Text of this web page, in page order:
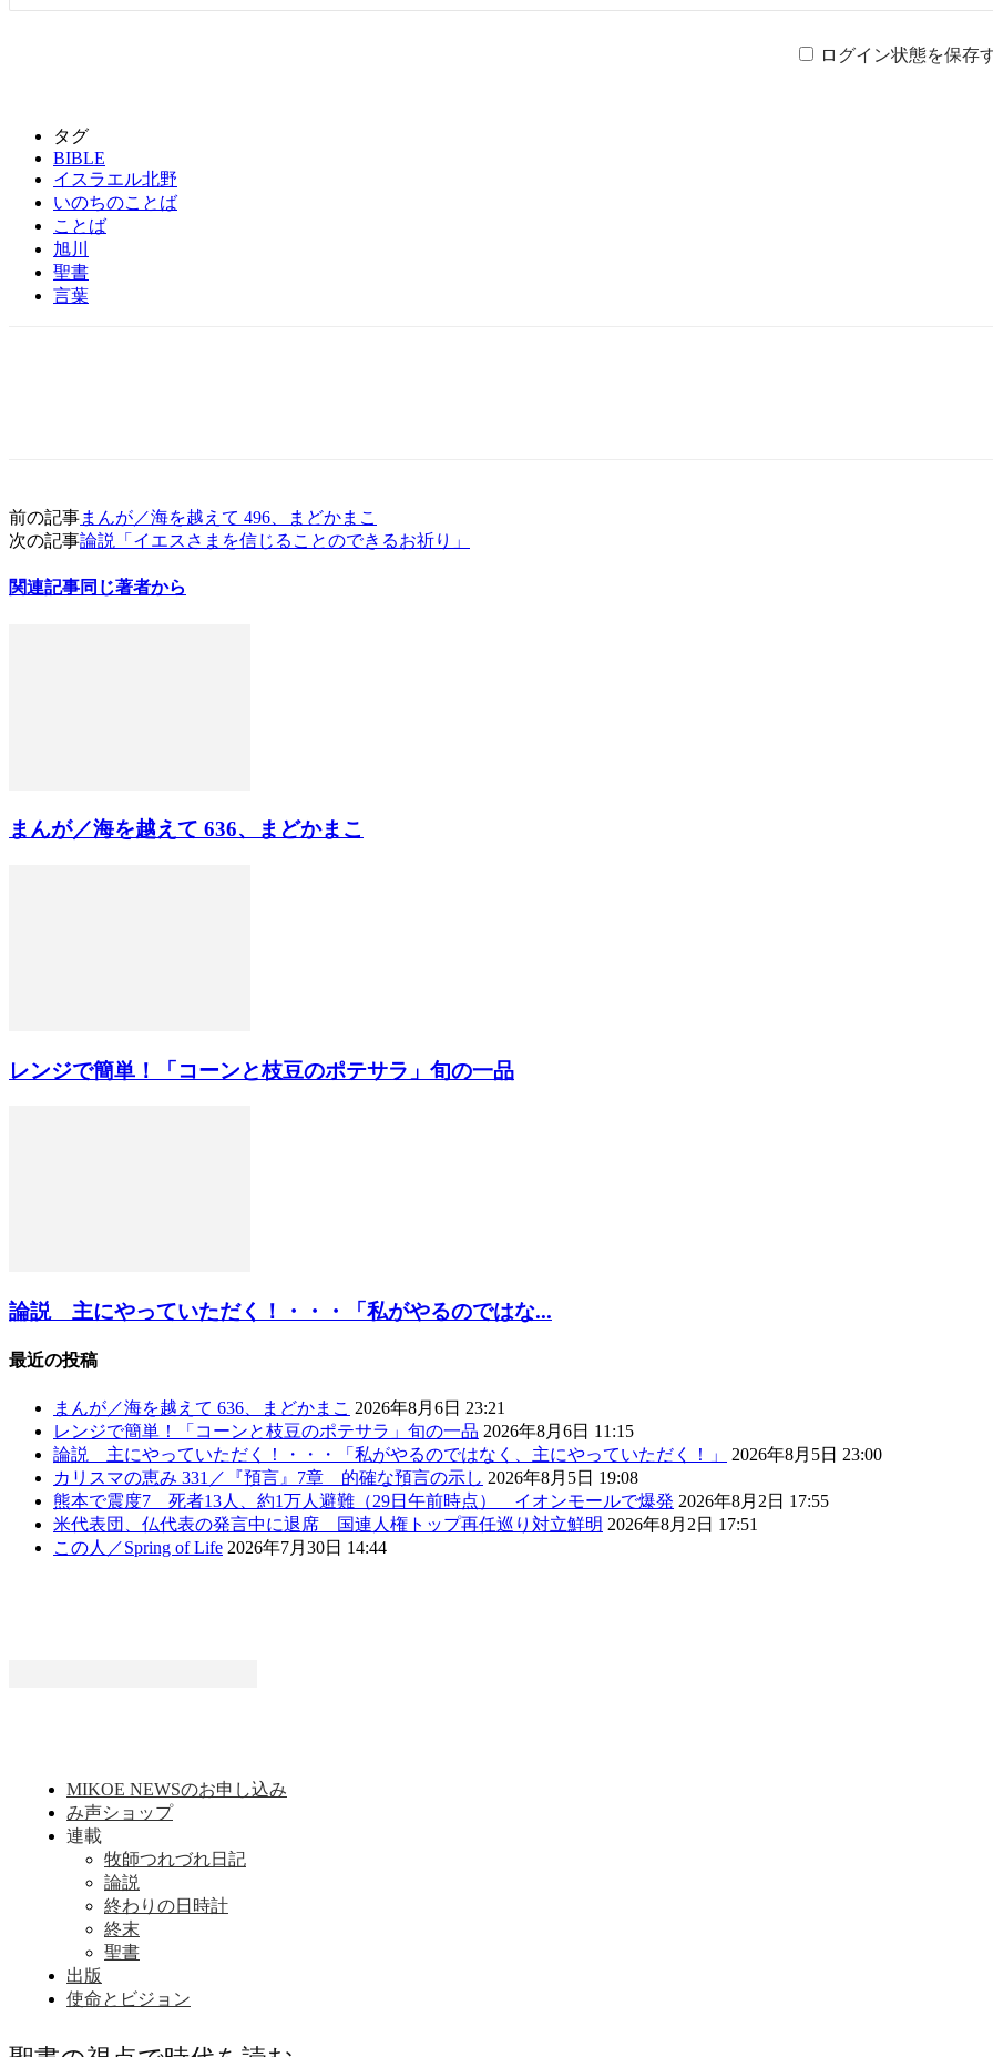
ログイン状態を保存
タグ
BIBLE
イスラエル北野
いのちのことば
ことば
旭川
聖書
言葉
前の記事まんが／海を越えて 496、まどかまこ
次の記事論説「イエスさまを信じることのできるお祈り」
関連記事同じ著者から
まんが／海を越えて 636、まどかまこ
レンジで簡単！「コーンと枝豆のポテサラ」旬の一品
論説 主にやっていただく！・・・「私がやるのではな...
最近の投稿
まんが／海を越えて 636、まどかまこ 2026年8月6日 23:21
レンジで簡単！「コーンと枝豆のポテサラ」旬の一品 2026年8月6日 11:15
論説 主にやっていただく！・・・「私がやるのではなく、主にやっていただく！」
2026年8月5日 23:00
カリスマの恵み 331／『預言』7章 的確な預言の示し 2026年8月5日 19:08
熊本で震度7 死者13人、約1万人避難（29日午前時点） イオンモールで爆発 2026年8月2日 17:55
米代表団、仏代表の発言中に退席 国連人権トップ再任巡り対立鮮明 2026年8月2日 17:51
この人／Spring of Life 2026年7月30日 14:44
MIKOE NEWSのお申し込み
み声ショップ
連載
牧師つれづれ日記
論説
終わりの日時計
終末
聖書
出版
使命とビジョン